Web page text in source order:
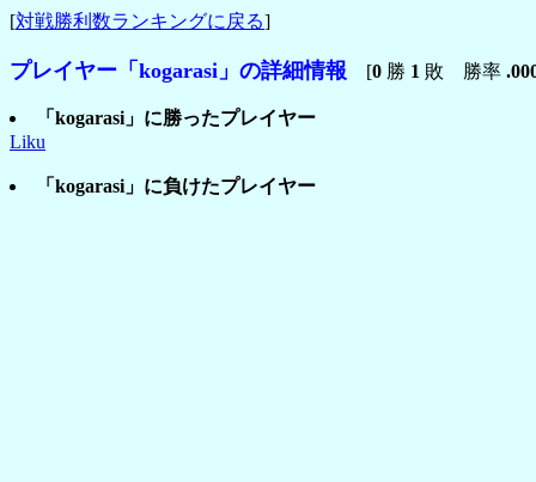
[対戦勝利数ランキングに戻る]
プレイヤー「kogarasi」の詳細情報 [0 勝 1 敗 勝率
「kogarasi」に勝ったプレイヤー
Liku
「kogarasi」に負けたプレイヤー